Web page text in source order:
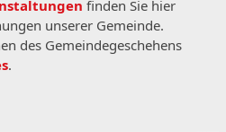
finden Sie hier
unserer Gemeinde.
des Gemeindegeschehens
.